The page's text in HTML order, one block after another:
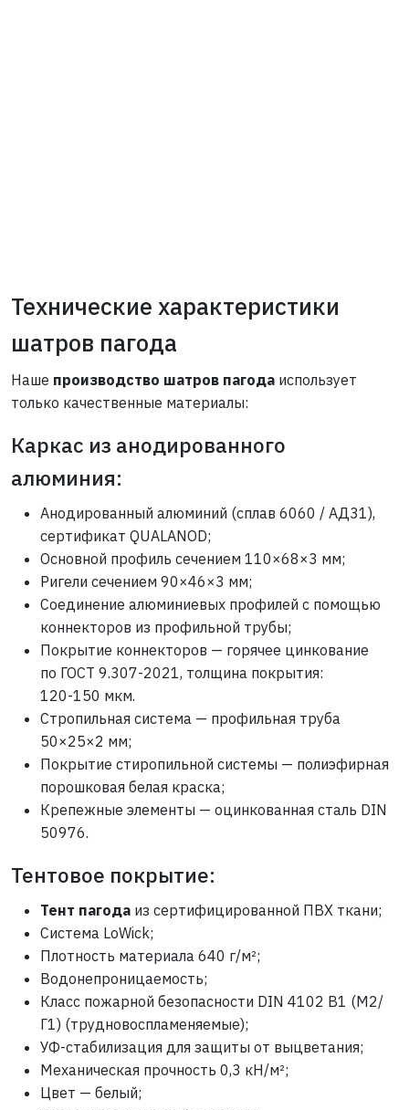
Технические характеристики
шатров пагода
Наше производство шатров пагода использует
только качественные материалы:
Каркас из анодированного
алюминия:
Анодированный алюминий (сплав 6060 / АД31),
сертификат QUALANOD;
Основной профиль сечением 110×68×3 мм;
Ригели сечением 90×46×3 мм;
Соединение алюминиевых профилей с помощью
коннекторов из профильной трубы;
Покрытие коннекторов — горячее цинкование
по ГОСТ 9.307-2021, толщина покрытия:
120-150 мкм.
Стропильная система — профильная труба
50×25×2 мм;
Покрытие стиропильной системы — полиэфирная
порошковая белая краска;
Крепежные элементы — оцинкованная сталь DIN
50976.
Тентовое покрытие:
Тент пагода из сертифицированной ПВХ ткани;
Система LoWick;
Плотность материала 640 г/м²;
Водонепроницаемость;
Класс пожарной безопасности DIN 4102 B1 (M2/
Г1) (трудновоспламеняемые);
УФ-стабилизация для защиты от выцветания;
Механическая прочность 0,3 кН/м²;
Цвет — белый;